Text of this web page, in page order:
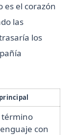
es el corazón
las
los
término
con